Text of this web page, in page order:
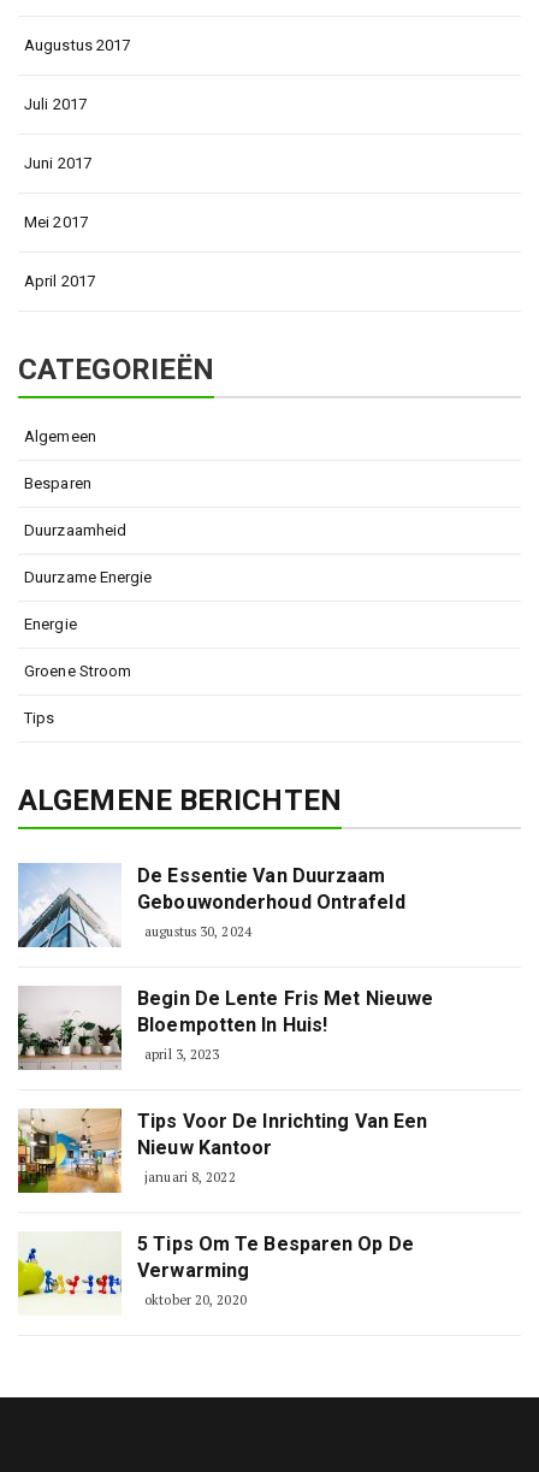
Augustus 2017
Juli 2017
Juni 2017
Mei 2017
April 2017
CATEGORIEËN
Algemeen
Besparen
Duurzaamheid
Duurzame Energie
Energie
Groene Stroom
Tips
ALGEMENE BERICHTEN
De Essentie Van Duurzaam
Gebouwonderhoud Ontrafeld
augustus 30, 2024
Begin De Lente Fris Met Nieuwe
Bloempotten In Huis!
april 3, 2023
Tips Voor De Inrichting Van Een
Nieuw Kantoor
januari 8, 2022
5 Tips Om Te Besparen Op De
Verwarming
oktober 20, 2020